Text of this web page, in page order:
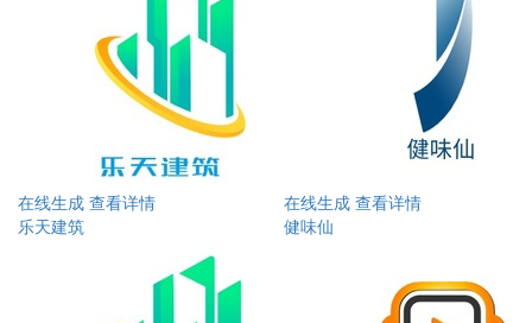
在线生成 查看详情
乐天建筑
在线生成 查看详情
健味仙